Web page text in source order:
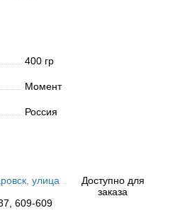
400 гр
Момент
Россия
улица
609-609
Доступно для
заказа